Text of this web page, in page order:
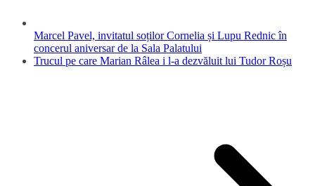
Marcel Pavel, invitatul soților Cornelia și Lupu Rednic în
concerul aniversar de la Sala Palatului
Trucul pe care Marian Râlea i l-a dezvăluit lui Tudor Roșu